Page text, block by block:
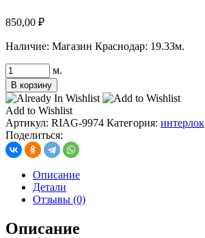
850,00 ₽
Наличие: Магазин Краснодар: 19.33м.
Количество
товара
интерлок
ажурный,
цв.
№6
фисташка
(зеленый)
м.
В корзину
Add to Wishlist
Артикул: RIAG-9974 Категория: интерлок
Поделиться:
Описание
Детали
Отзывы (0)
Описание